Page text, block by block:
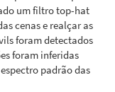
um filtro top-hat
cenas e realçar as
foram detectados
foram inferidas
padrão das